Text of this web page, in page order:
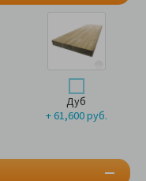
Дуб
+ 61,600 руб.